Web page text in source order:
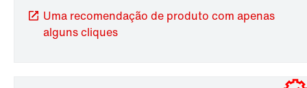
Sistema de montagem no veio TorqLOC®
Uma recomendação de produto com apenas
alguns cliques